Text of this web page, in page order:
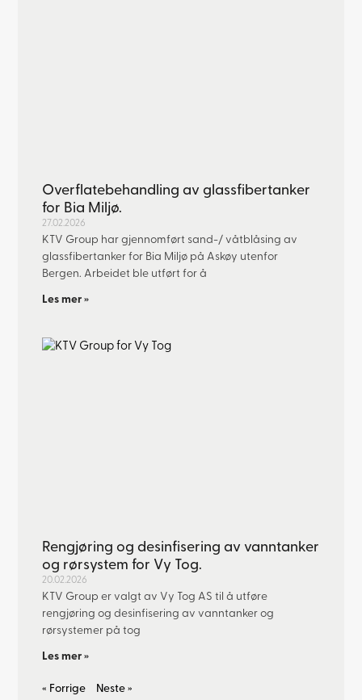
Overflatebehandling av glassfibertanker
for Bia Miljø.
27.02.2026
KTV Group har gjennomført sand-/ våtblåsing av
glassfibertanker for Bia Miljø på Askøy utenfor
Bergen. Arbeidet ble utført for å
Les mer »
Rengjøring og desinfisering av vanntanker
og rørsystem for Vy Tog.
20.02.2026
KTV Group er valgt av Vy Tog AS til å utføre
rengjøring og desinfisering av vanntanker og
rørsystemer på tog
Les mer »
« Forrige Neste »